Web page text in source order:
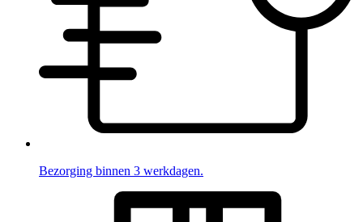
Bezorging binnen 3 werkdagen.